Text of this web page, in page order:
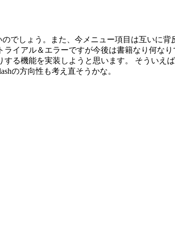
でしょう。また、今メニュー項目は互いに背
イアル＆エラーですが今後は書籍なり何な
る機能を実装しようと思います。 そういえ
の方向性も考え直そうかな。